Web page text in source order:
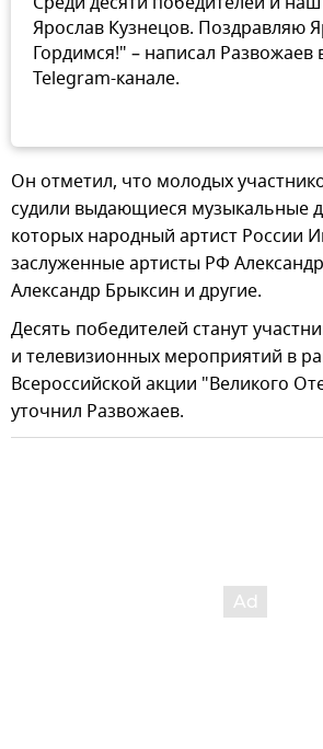
Ярослав Кузнецов. Поздравляю
Гордимся!" – написал Развожаев
Telegram-канале.
Он отметил, что молодых
судили выдающиеся музыкальные
которых народный артист России
заслуженные артисты РФ
Александр Брыксин и другие.
Десять победителей станут
и телевизионных мероприятий в
Всероссийской акции "Великого
уточнил Развожаев.